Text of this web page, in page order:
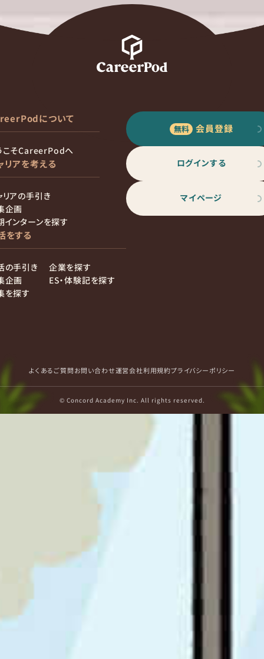
について
こそCareerPodへ
リアを考える
リアの手引き
企画
インターンを探す
をする
の手引き
企画
を探す
企業を探す
ES・体験記を探す
会員登録
ログインする
マイページ
よくあるご質問お問い合わせ運営会社利用規約プライバシーポリシー
© Concord Academy Inc. All rights reserved.